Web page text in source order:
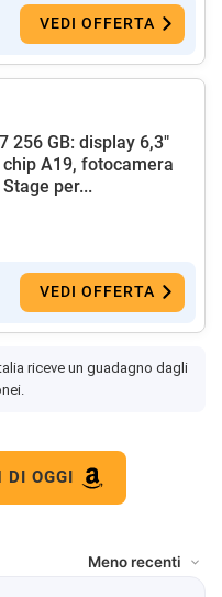
VEDI OFFERTA
256 GB: display 6,3"
A19, fotocamera
per...
VEDI OFFERTA
riceve un guadagno dagli
DI OGGI